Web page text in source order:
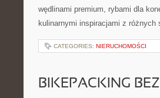
wędlinami premium, rybami dla
kulinarnymi inspiracjami z
CATEGORIES: NIERUCHOMOŚCI
BIKEPACKING